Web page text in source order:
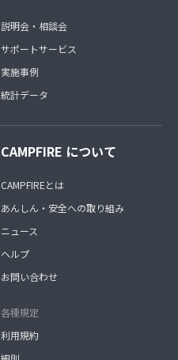
説明会・相談会
サポートサービス
実施事例
統計データ
CAMPFIRE について
CAMPFIREとは
あんしん・安全への取り組み
ニュース
ヘルプ
お問い合わせ
各種規定
利用規約